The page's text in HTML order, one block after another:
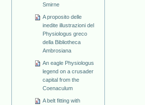
Smirne
A proposito delle
inedite illustrazioni del
Physiologus greco
della Bibliotheca
Ambrosiana
An eagle Physiologus
legend on a crusader
capital from the
Coenaculum
A belt fitting with